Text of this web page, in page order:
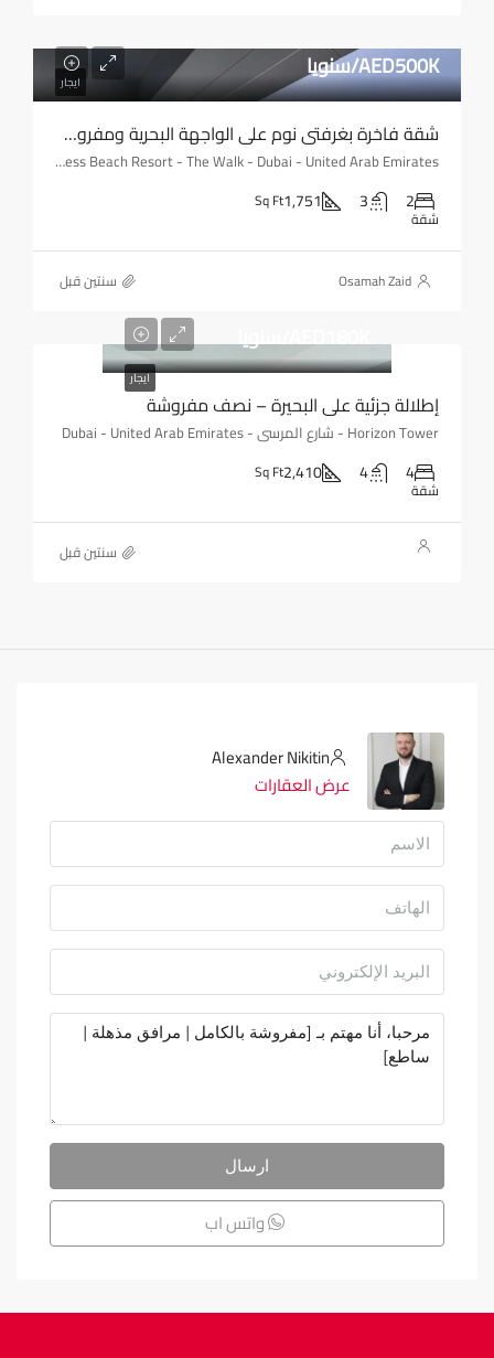
ايجار AED500K/سنويا
شقة فاخرة بغرفتي نوم على الواجهة البحرية ومفروشة بالكامل
Address Beach Resort - The Walk - Dubai - United Arab Emirates
2
3
1,751
Sq Ft
شقة
Osamah Zaid ‏سنتين قبل
ايجار
AED180K/سنويا
إطلالة جزئية على البحيرة – نصف مفروشة
Horizon Tower - شارع المرسى - Dubai - United Arab Emirates
4
4
2,410
Sq Ft
شقة
‏سنتين قبل
Alexander Nikitin
عرض العقارات
ارسال
واتس اب